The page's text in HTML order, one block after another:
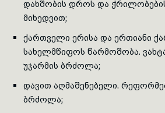
დახშობის დროს და
მიხედვით;
ქართველი ერისა და ერთიანი
სახელმწიფოს წარმოშობა.
უჯარმის ბრძოლა;
დავით აღმაშენებელი.
ბრძოლა;